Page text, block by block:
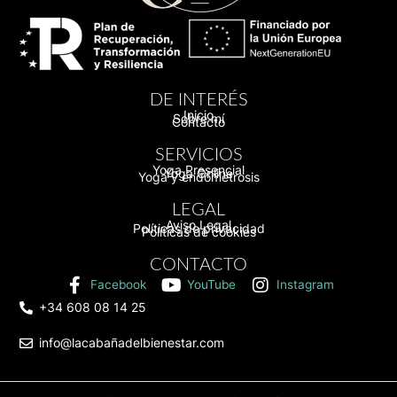
DE INTERÉS
Inicio
Sobre mí
Contacto
SERVICIOS
Yoga Presencial
Yoga Online
Yoga y endometrosis
LEGAL
Aviso Legal
Políticas de privacidad
Políticas de cookies
CONTACTO
Facebook YouTube Instagram
+34 608 08 14 25
info@lacabañadelbienestar.com